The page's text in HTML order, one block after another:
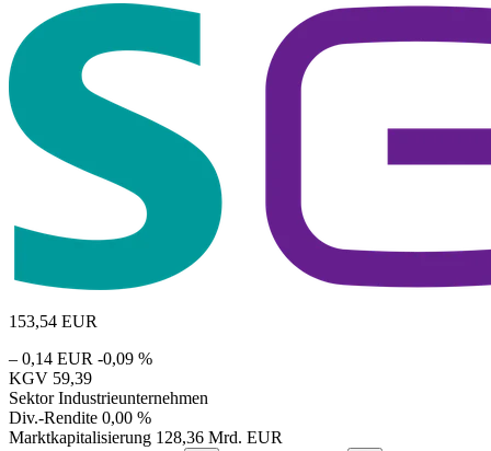
153,54 EUR
– 0,14 EUR -0,09 %
KGV 59,39
Sektor Industrieunternehmen
Div.-Rendite 0,00 %
Marktkapitalisierung 128,36 Mrd. EUR